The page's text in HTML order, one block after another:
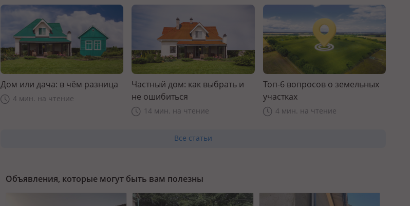
Дом или дача: в чём разница
4 мин. на чтение
Частный дом: как выбрать и
не ошибиться
14 мин. на чтение
Топ-6 вопросов о земельных
участках
4 мин. на чтение
Все статьи
Объявления, которые могут быть вам полезны